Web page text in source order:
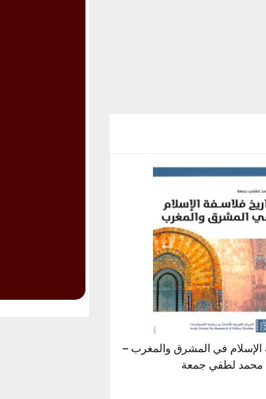
الإسلام في المشرق والمغرب –
محمد لطفي جمعة